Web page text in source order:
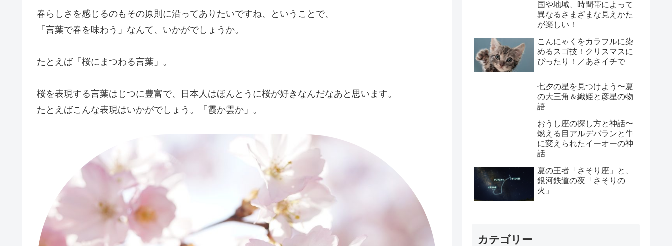
春らしさを感じるのもその原則に沿ってありたいですね、ということで、
「言葉で春を味わう」なんて、いかがでしょうか。
たとえば「桜にまつわる言葉」。
桜を表現する言葉はじつに豊富で、日本人はほんとうに桜が好きなんだなあと思います。
たとえばこんな表現はいかがでしょう。「霞か雲か」。
国や地域、時間帯によって
異なるさまざまな見えかた
が楽しい！
こんにゃくをカラフルに染
めるスゴ技！クリスマスに
ぴったり！／あさイチで
七夕の星を見つけよう〜夏
の大三角＆織姫と彦星の物
語
おうし座の探し方と神話〜
燃える目アルデバランと牛
に変えられたイーオーの神
話
夏の王者「さそり座」と、
銀河鉄道の夜「さそりの
火」
カテゴリー